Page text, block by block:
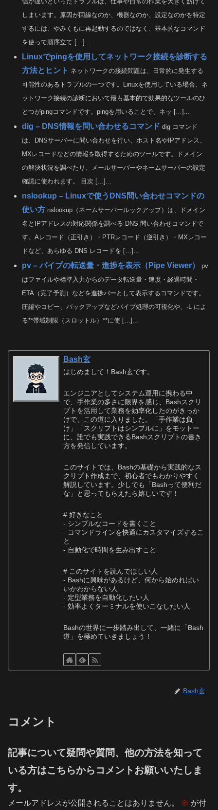
しまいます。原因が回線なのか、機器なのか、設定なのかを特定
するには、やみくもに再起動するのではなく、基本的なコマンド
を使って順序立て […]...
Linuxでpingを使用してネットワーク接続を診断する
方法とヒント ネットワークの接続問題は、日常的に発生する
可能性のあるトラブルの一つです。Linuxを使用している場合、ネ
ットワーク接続の診断において最も基本的で効果的なツールのひ
とつがpingコマンドです。pingを用いることで、ネッ […]...
dig – DNS情報を問い合わせるコマンド dig コマンド
は、DNSサーバーに問い合わせを行い、ホスト名やIPアドレス、
MXレコードなどの情報を取得するためのツールです。ドメイン
の解決状況を調べたり、メールサーバーやネームサーバーの設定
確認に使われます。 目次 […]...
nslookup – Linuxで使うDNS問い合わせコマンドの
使い方 nslookup（ネームサーバールックアップ）は、ドメイン
名とIPアドレスの対応関係を調べる DNS 問い合わせコマンドで
す。Aレコード（正引き）・PTRレコード（逆引き）・MXレコー
ドなど、あらゆる DNS レコードを […]...
pv – パイプの転送量・進捗を表示（Pipe Viewer）
pv
はファイルや標準入力からのデータ転送量・速度・経過時間・
ETA（完了予測）などを進捗バーとして表示するコマンドです。
圧縮やコピー、バックアップなどパイプ処理の可視化や、-L によ
る**帯域制限（スロットル）**に使 […]...
Bash玄
はじめまして！Bash玄です。
エンジニアとしてシステム運用に携わる中
で、手作業の多さに限界を感じ、Bashスクリ
プトを活用して業務を効率化したのがきっか
けで、この道に入りました。「手作業は負
け」「スクリプトはシンプルに」をモットー
に、誰でも実践できるBashスクリプトの書き
方を発信しています。
このサイトでは、Bashの基礎から実践的なス
クリプト作成まで、初心者でもわかりやすく
解説しています。少しでも「Bashって便利だ
な」と思ってもらえたら嬉しいです！
# 好きなこと
- シンプルなコードを書くこと
- コマンドラインを快適にカスタマイズするこ
と
- 自動化で時間を生み出すこと
# このサイトを読んでほしい人
- Bashに興味があるけど、何から始めればい
いかわからない人
- 定型業務を自動化したい人
- 効率よくターミナルを使いこなしたい人
Bashの世界に一歩踏み出して、一緒に「Bash
道」を極めていきましょう！
Bash玄
コメント
記事について疑問や質問、他の方法を知って
いる方はこちらからコメントお願いいたしま
す。
メールアドレスが公開されることはありません。 ※ が付